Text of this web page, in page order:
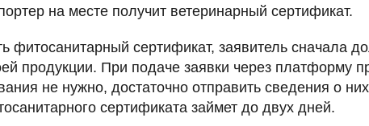
на месте получит ветеринарный сертификат.
фитосанитарный сертификат, заявитель сначала
продукции. При подаче заявки через платформу
не нужно, достаточно отправить сведения о
сертификата займет до двух дней.